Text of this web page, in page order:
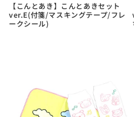
【こんとあき】こんとあきセット
ver.E(付箋/マスキングテープ/フレ
ークシール)